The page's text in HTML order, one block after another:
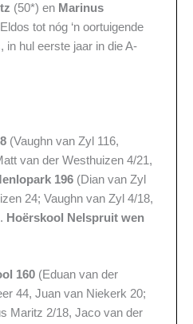
(50*) en Marinus
tot nóg ‘n oortuigende
in hul eerste jaar in die A-
(Vaughn van Zyl 116,
van der Westhuizen 4/21,
196 (Dian van Zyl
24; Vaughn van Zyl 4/18,
Hoërskool Nelspruit wen
160 (Eduan van der
44, Juan van Niekerk 20;
Maritz 2/18, Jaco van der